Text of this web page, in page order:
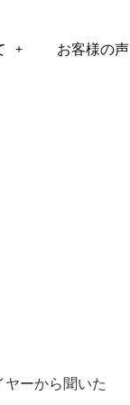
お客様の声
ーから聞いた